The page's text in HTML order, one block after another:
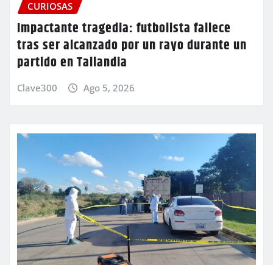
CURIOSAS
Impactante tragedia: futbolista fallece
tras ser alcanzado por un rayo durante un
partido en Tailandia
Clave300 Ago 5, 2026